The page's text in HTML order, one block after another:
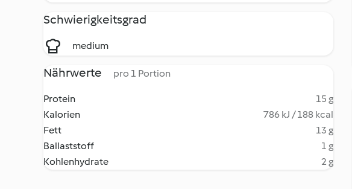
Schwierigkeitsgrad
medium
Nährwerte pro 1 Portion
Protein
15 g
Kalorien
786 kJ / 188 kcal
Fett
13 g
Ballaststoff
1 g
Kohlenhydrate
2 g